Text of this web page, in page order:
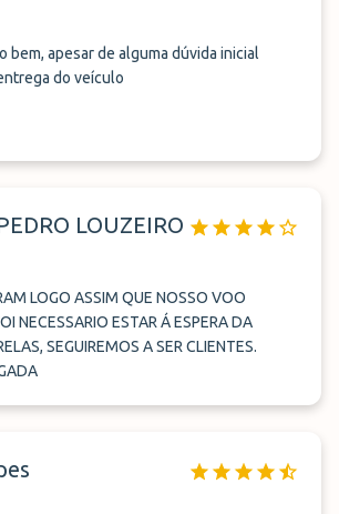
bem, apesar de alguma dúvida inicial
do veículo
LOUZEIRO
LOGO ASSIM QUE NOSSO VOO
NECESSARIO ESTAR Á ESPERA DA
SEGUIREMOS A SER CLIENTES.